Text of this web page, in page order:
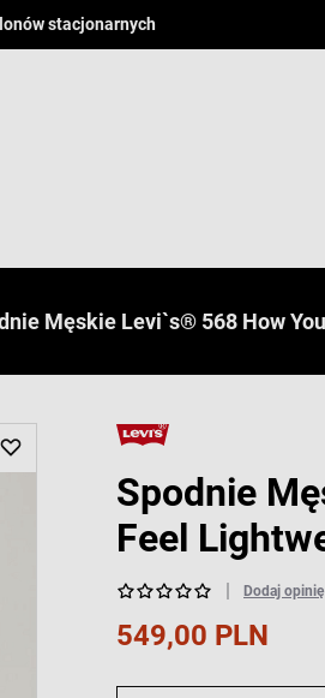
stacjonarnych
Męskie Levi`s® 568 How
Spodnie
Feel
Dodaj opinię
549,00 PLN